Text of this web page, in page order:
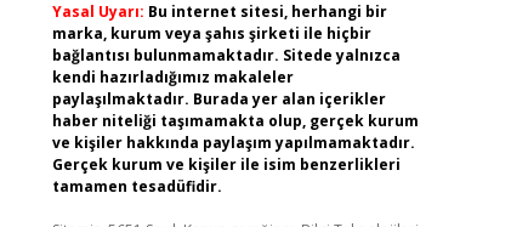
Yasal Uyarı: Bu internet sitesi, herhangi bir
marka, kurum veya şahıs şirketi ile hiçbir
bağlantısı bulunmamaktadır. Sitede yalnızca
kendi hazırladığımız makaleler
paylaşılmaktadır. Burada yer alan içerikler
haber niteliği taşımamakta olup, gerçek kurum
ve kişiler hakkında paylaşım yapılmamaktadır.
Gerçek kurum ve kişiler ile isim benzerlikleri
tamamen tesadüfidir.